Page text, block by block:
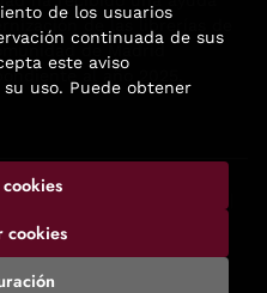
de las librerías de
de Madrid
al año 2025.
los Derechos Reservados |
de los usuarios
continuada de sus
este aviso
uso. Puede obtener
cookies